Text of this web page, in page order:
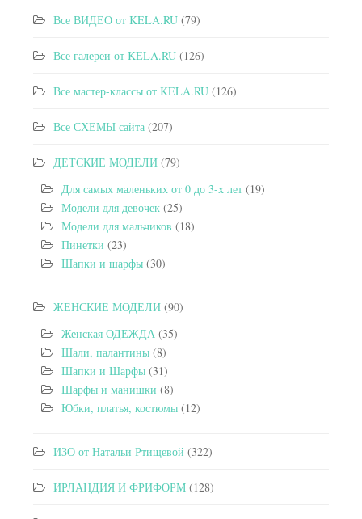
Все ВИДЕО от KELA.RU (79)
Все галереи от KELA.RU (126)
Все мастер-классы от KELA.RU (126)
Все СХЕМЫ сайта (207)
ДЕТСКИЕ МОДЕЛИ (79)
Для самых маленьких от 0 до 3-х лет (19)
Модели для девочек (25)
Модели для мальчиков (18)
Пинетки (23)
Шапки и шарфы (30)
ЖЕНСКИЕ МОДЕЛИ (90)
Женская ОДЕЖДА (35)
Шали, палантины (8)
Шапки и Шарфы (31)
Шарфы и манишки (8)
Юбки, платья, костюмы (12)
ИЗО от Натальи Ртищевой (322)
ИРЛАНДИЯ И ФРИФОРМ (128)